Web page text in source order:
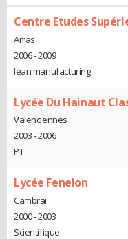
Centre Etudes
Arras
2006 - 2009
lean manufacturing
Lycée Du Hainaut
Valenciennes
2003 - 2006
PT
Lycée Fenelon
Cambrai
2000 - 2003
Scientifique